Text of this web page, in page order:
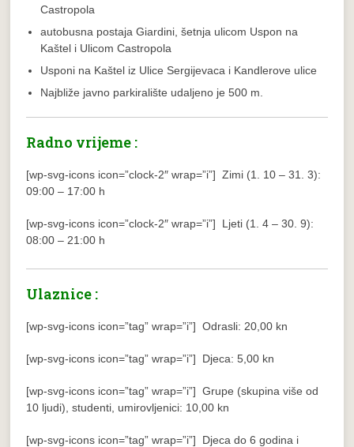
Castropola
autobusna postaja Giardini, šetnja ulicom Uspon na
Kaštel i Ulicom Castropola
Usponi na Kaštel iz Ulice Sergijevaca i Kandlerove ulice
Najbliže javno parkiralište udaljeno je 500 m.
Radno vrijeme :
[wp-svg-icons icon=”clock-2″ wrap=”i”] Zimi (1. 10 – 31. 3):
09:00 – 17:00 h
[wp-svg-icons icon=”clock-2″ wrap=”i”] Ljeti (1. 4 – 30. 9):
08:00 – 21:00 h
Ulaznice :
[wp-svg-icons icon=”tag” wrap=”i”] Odrasli: 20,00 kn
[wp-svg-icons icon=”tag” wrap=”i”] Djeca: 5,00 kn
[wp-svg-icons icon=”tag” wrap=”i”] Grupe (skupina više od
10 ljudi), studenti, umirovljenici: 10,00 kn
[wp-svg-icons icon=”tag” wrap=”i”] Djeca do 6 godina i